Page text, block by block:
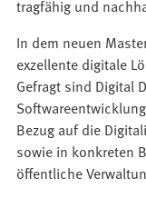
tragfähig und
In dem neuen
exzellente digitale
Gefragt sind Digital
Bezug auf die
sowie in konkreten
öffentliche